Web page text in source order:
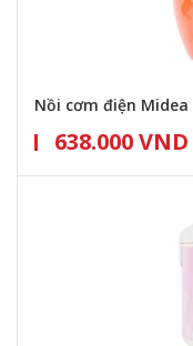
Nồi cơm điện Midea
638.000 VND